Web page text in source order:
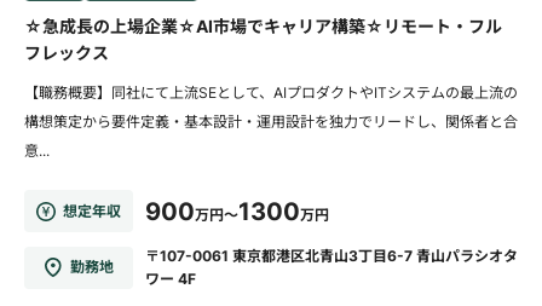
☆急成長の上場企業☆AI市場でキャリア構築☆リモート・フル
フレックス
【職務概要】同社にて上流SEとして、AIプロダクトやITシステムの最上流の
構想策定から要件定義・基本設計・運用設計を独力でリードし、関係者と合
意...
想定年収 900万円～1300万円
勤務地
〒107-0061 東京都港区北青山3丁目6-7 青山パラシオタ
ワー 4F